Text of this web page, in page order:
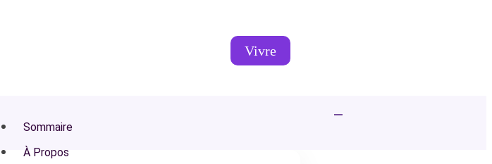
Vivre
Sommaire
À Propos